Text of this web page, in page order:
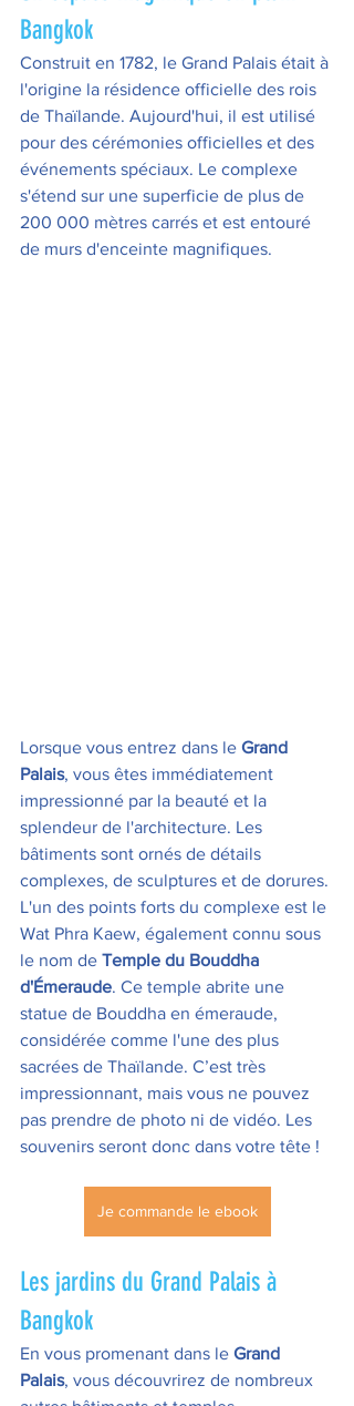
Bangkok
Construit en 1782, le Grand Palais était à
l'origine la résidence officielle des rois
de Thaïlande. Aujourd'hui, il est utilisé
pour des cérémonies officielles et des
événements spéciaux. Le complexe
s'étend sur une superficie de plus de
200 000 mètres carrés et est entouré
de murs d'enceinte magnifiques.
Lorsque vous entrez dans le Grand
Palais, vous êtes immédiatement
impressionné par la beauté et la
splendeur de l'architecture. Les
bâtiments sont ornés de détails
complexes, de sculptures et de dorures.
L'un des points forts du complexe est le
Wat Phra Kaew, également connu sous
le nom de Temple du Bouddha
d'Émeraude. Ce temple abrite une
statue de Bouddha en émeraude,
considérée comme l'une des plus
sacrées de Thaïlande. C’est très
impressionnant, mais vous ne pouvez
pas prendre de photo ni de vidéo. Les
souvenirs seront donc dans votre tête !
Je commande le ebook
Les jardins du Grand Palais à
Bangkok
En vous promenant dans le Grand
Palais, vous découvrirez de nombreux